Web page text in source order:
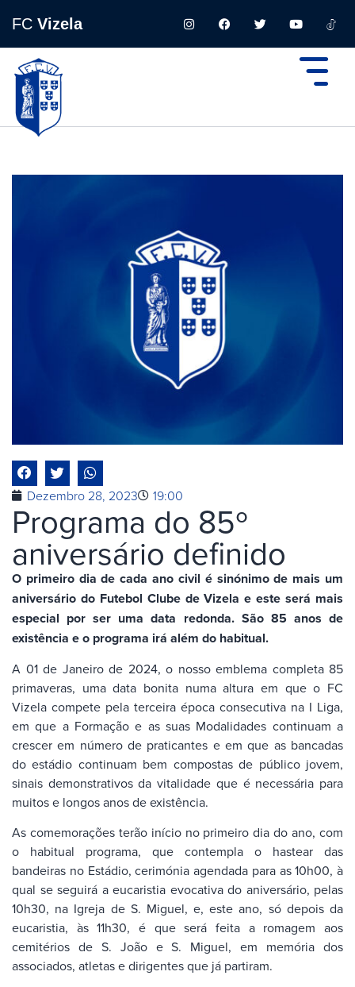
FC Vizela
Dezembro 28, 2023 19:00
Programa do 85º
aniversário definido
O primeiro dia de cada ano civil é sinónimo de mais um
aniversário do Futebol Clube de Vizela e este será mais
especial por ser uma data redonda. São 85 anos de
existência e o programa irá além do habitual.
A 01 de Janeiro de 2024, o nosso emblema completa 85
primaveras, uma data bonita numa altura em que o FC
Vizela compete pela terceira época consecutiva na I Liga,
em que a Formação e as suas Modalidades continuam a
crescer em número de praticantes e em que as bancadas
do estádio continuam bem compostas de público jovem,
sinais demonstrativos da vitalidade que é necessária para
muitos e longos anos de existência.
As comemorações terão início no primeiro dia do ano, com
o habitual programa, que contempla o hastear das
bandeiras no Estádio, cerimónia agendada para as 10h00, à
qual se seguirá a eucaristia evocativa do aniversário, pelas
10h30, na Igreja de S. Miguel, e, este ano, só depois da
eucaristia, às 11h30, é que será feita a romagem aos
cemitérios de S. João e S. Miguel, em memória dos
associados, atletas e dirigentes que já partiram.